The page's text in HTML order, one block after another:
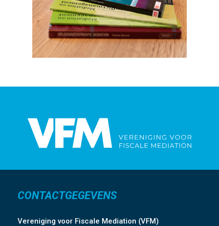
CONTACTGEGEVENS
Vereniging voor Fiscale Mediation (VFM)